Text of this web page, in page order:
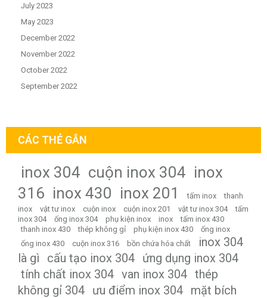
July 2023
May 2023
December 2022
November 2022
October 2022
September 2022
CÁC THẺ GẮN
inox 304 cuộn inox 304 inox
316 inox 430 inox 201 tấm inox
thanh
inox
vật tư inox cuộn inox cuộn inox 201 vật tư inox 304
tấm
inox 304
ống inox 304 phụ kiện inox inox
tấm inox 430
thanh inox 430
thép không gỉ phụ kiện inox 430
ống inox
ống inox 430
cuộn inox 316 bồn chứa hóa chất
inox 304
là gì
cấu tạo inox 304 ứng dụng inox 304
tính chất inox 304 van inox 304 thép
không gỉ 304 ưu điểm inox 304 mặt bích